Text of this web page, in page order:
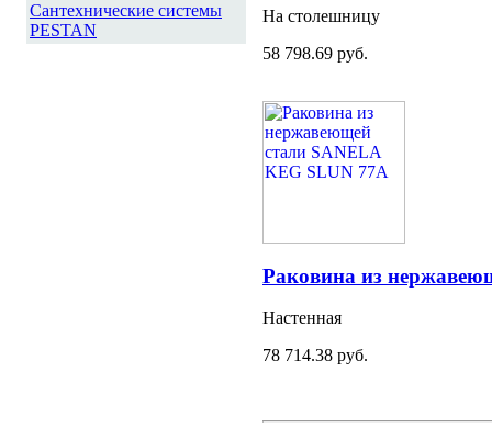
Сантехнические системы
PESTAN
На столешницу
58 798.69 руб.
Раковина из
Настенная
78 714.38 руб.